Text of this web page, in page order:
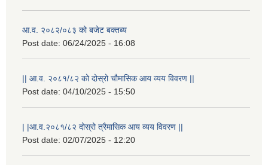
आ.व. २०८२/०८३ को बजेट बक्तब्य
Post date: 06/24/2025 - 16:08
|| आ.व. २०८१/८२ को दोस्रो चौमासिक आय व्यय विवरण ||
Post date: 04/10/2025 - 15:50
| |आ.व.२०८१/८२ दोस्रो त्रैमासिक आय व्यय विवरण ||
Post date: 02/07/2025 - 12:20